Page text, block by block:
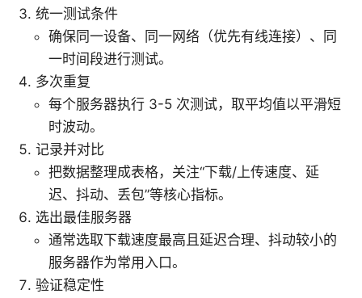
统一测试条件
确保同一设备、同一网络（优先有线连接）、同
一时间段进行测试。
多次重复
每个服务器执行 3-5 次测试，取平均值以平滑短
时波动。
记录并对比
把数据整理成表格，关注“下载/上传速度、延
迟、抖动、丢包”等核心指标。
选出最佳服务器
通常选取下载速度最高且延迟合理、抖动较小的
服务器作为常用入口。
验证稳定性